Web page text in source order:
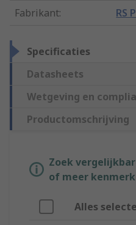
Fabrikant: RS
Specificaties
Datasheets
Wetgeving en
Productomschrijving
Zoek
of meer
Alles